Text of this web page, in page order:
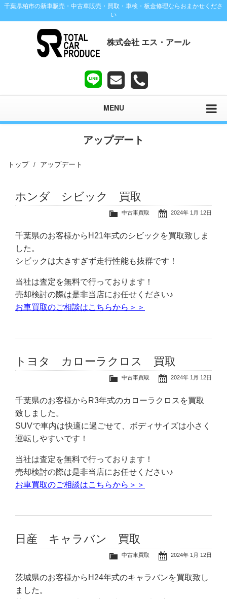
千葉県柏市の新車販売・中古車販売・買取・車検・板金修理ならおまかせくださ
い
株式会社 エス・アール
MENU
アップデート
トップ アップデート
ホンダ シビック 買取
2024年 1月 12日
中古車買取
千葉県のお客様からH21年式のシビックを買取致しま
した。
シビックは大きすぎず走行性能も抜群です！
当社は査定を無料で行っております！
売却検討の際は是非当店にお任せください♪
お車買取のご相談はこちらから＞＞
トヨタ カローラクロス 買取
2024年 1月 12日
中古車買取
千葉県のお客様からR3年式のカローラクロスを買取
致しました。
SUVで車内は快適に過ごせて、ボディサイズは小さく
運転しやすいです！
当社は査定を無料で行っております！
売却検討の際は是非当店にお任せください♪
お車買取のご相談はこちらから＞＞
日産 キャラバン 買取
2024年 1月 12日
中古車買取
茨城県のお客様からH24年式のキャラバンを買取致し
ました。